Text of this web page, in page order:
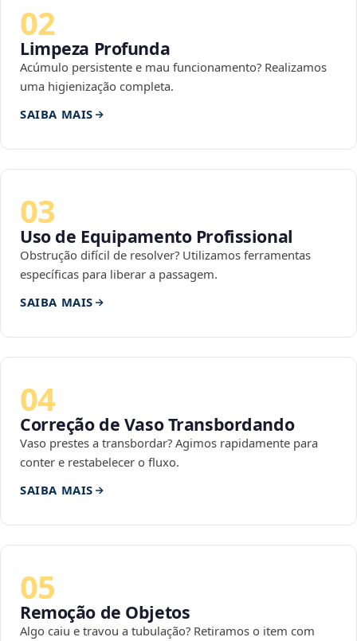
02
Limpeza Profunda
Acúmulo persistente e mau funcionamento? Realizamos
uma higienização completa.
SAIBA MAIS
03
Uso de Equipamento Profissional
Obstrução difícil de resolver? Utilizamos ferramentas
específicas para liberar a passagem.
SAIBA MAIS
04
Correção de Vaso Transbordando
Vaso prestes a transbordar? Agimos rapidamente para
conter e restabelecer o fluxo.
SAIBA MAIS
05
Remoção de Objetos
Algo caiu e travou a tubulação? Retiramos o item com